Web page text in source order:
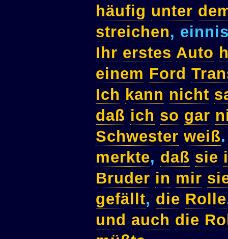
häufig unter
streichen,
Ihr erstes Auto
einem Ford
Ich kann nicht
daß ich so gar
Schwester weiß
merkte, daß sie
Bruder in mir
gefällt, die Rolle
und auch die